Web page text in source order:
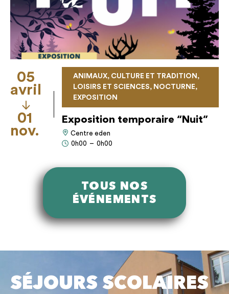
ANIMAUX, CULTURE ET TRADITION,
LOISIRS ET SCIENCES, NOCTURNE,
EXPOSITION
Exposition temporaire “Nuit”
Centre eden
0h00 – 0h00
05
avril
01
nov.
TOUS NOS
ÉVÉNEMENTS
SÉJOURS SCOLAIRES